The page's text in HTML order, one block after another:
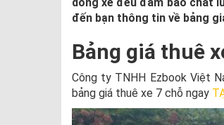
đến bạn thông tin về bảng
Bảng giá thuê
Công ty TNHH Ezbook Việt
bảng giá thuê xe 7 chỗ ngay